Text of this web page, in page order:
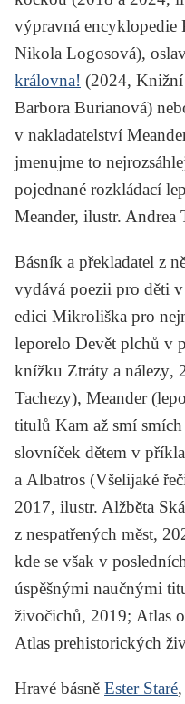
výpravná encyklopedie
Nikola Logosová),
královna! (2024, Knižní
Barbora Burianová)
v nakladatelství
jmenujme to
pojednané rozkládací
Meander, ilustr. Andrea
Básník a překladatel z
vydává poezii pro děti
edici Mikroliška pro
leporelo Devět plchů v
knížku Ztráty a nálezy,
Tachezy), Meander
titulů Kam až smí smích
slovníček dětem v
a Albatros (Všelijaké
2017, ilustr. Alžběta
z nespatřených měst,
kde se však v
úspěšnými naučnými
živočichů, 2019; Atlas
Atlas prehistorických
Hravé básně Ester Staré